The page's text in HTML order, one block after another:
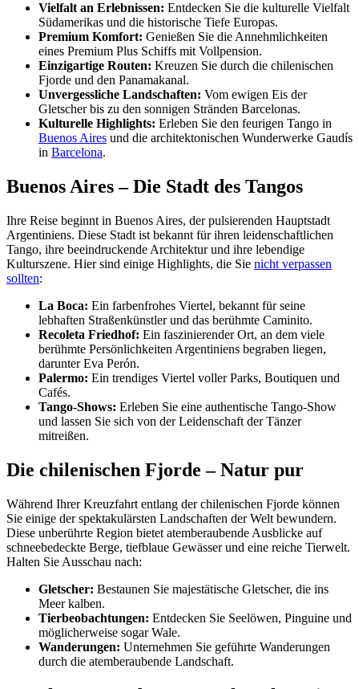
Vielfalt an Erlebnissen: Entdecken Sie die kulturelle Vielfalt
Südamerikas und die historische Tiefe Europas.
Premium Komfort: Genießen Sie die Annehmlichkeiten
eines Premium Plus Schiffs mit Vollpension.
Einzigartige Routen: Kreuzen Sie durch die chilenischen
Fjorde und den Panamakanal.
Unvergessliche Landschaften: Vom ewigen Eis der
Gletscher bis zu den sonnigen Stränden Barcelonas.
Kulturelle Highlights: Erleben Sie den feurigen Tango in
Buenos Aires und die architektonischen Wunderwerke Gaudís
in Barcelona.
Buenos Aires – Die Stadt des Tangos
Ihre Reise beginnt in Buenos Aires, der pulsierenden Hauptstadt
Argentiniens. Diese Stadt ist bekannt für ihren leidenschaftlichen
Tango, ihre beeindruckende Architektur und ihre lebendige
Kulturszene. Hier sind einige Highlights, die Sie nicht verpassen
sollten:
La Boca: Ein farbenfrohes Viertel, bekannt für seine
lebhaften Straßenkünstler und das berühmte Caminito.
Recoleta Friedhof: Ein faszinierender Ort, an dem viele
berühmte Persönlichkeiten Argentiniens begraben liegen,
darunter Eva Perón.
Palermo: Ein trendiges Viertel voller Parks, Boutiquen und
Cafés.
Tango-Shows: Erleben Sie eine authentische Tango-Show
und lassen Sie sich von der Leidenschaft der Tänzer
mitreißen.
Die chilenischen Fjorde – Natur pur
Während Ihrer Kreuzfahrt entlang der chilenischen Fjorde können
Sie einige der spektakulärsten Landschaften der Welt bewundern.
Diese unberührte Region bietet atemberaubende Ausblicke auf
schneebedeckte Berge, tiefblaue Gewässer und eine reiche Tierwelt.
Halten Sie Ausschau nach:
Gletscher: Bestaunen Sie majestätische Gletscher, die ins
Meer kalben.
Tierbeobachtungen: Entdecken Sie Seelöwen, Pinguine und
möglicherweise sogar Wale.
Wanderungen: Unternehmen Sie geführte Wanderungen
durch die atemberaubende Landschaft.